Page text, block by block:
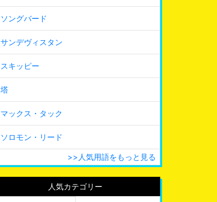
ソングバード
サンデヴィスタン
スキッピー
塔
マックス・タック
ソロモン・リード
>>人気用語をもっと見る
人気カテゴリー